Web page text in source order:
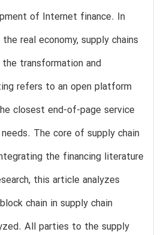
of Internet finance. In
real economy, supply chains
transformation and
refers to an open platform
closest end-of-page service
The core of supply chain
the financing literature
this article analyzes
chain in supply chain
All parties to the supply